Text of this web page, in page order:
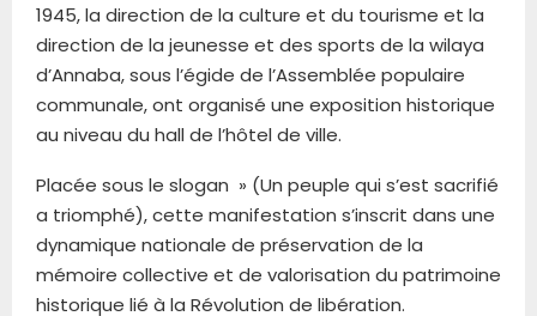
1945, la direction de la culture et du tourisme et la
direction de la jeunesse et des sports de la wilaya
d’Annaba, sous l’égide de l’Assemblée populaire
communale, ont organisé une exposition historique
au niveau du hall de l’hôtel de ville.
Placée sous le slogan » (Un peuple qui s’est sacrifié
a triomphé), cette manifestation s’inscrit dans une
dynamique nationale de préservation de la
mémoire collective et de valorisation du patrimoine
historique lié à la Révolution de libération.